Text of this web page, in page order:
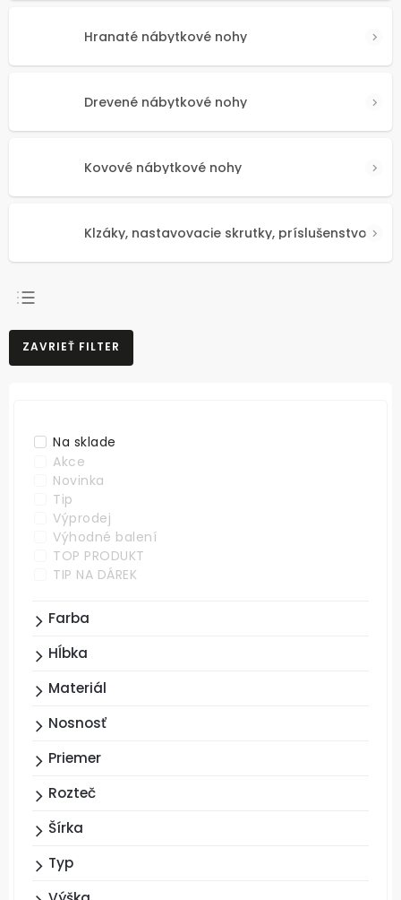
Hranaté nábytkové nohy
Drevené nábytkové nohy
Kovové nábytkové nohy
Klzáky, nastavovacie skrutky, príslušenstvo
NAJPREDÁVANEJŠIE
NAJLACNEJŠIE
ZAVRIEŤ FILTER
Na sklade
Akce
Novinka
Tip
Výprodej
Výhodné balení
TOP PRODUKT
TIP NA DÁREK
Farba
Hĺbka
Materiál
Nosnosť
Priemer
Rozteč
Šírka
Typ